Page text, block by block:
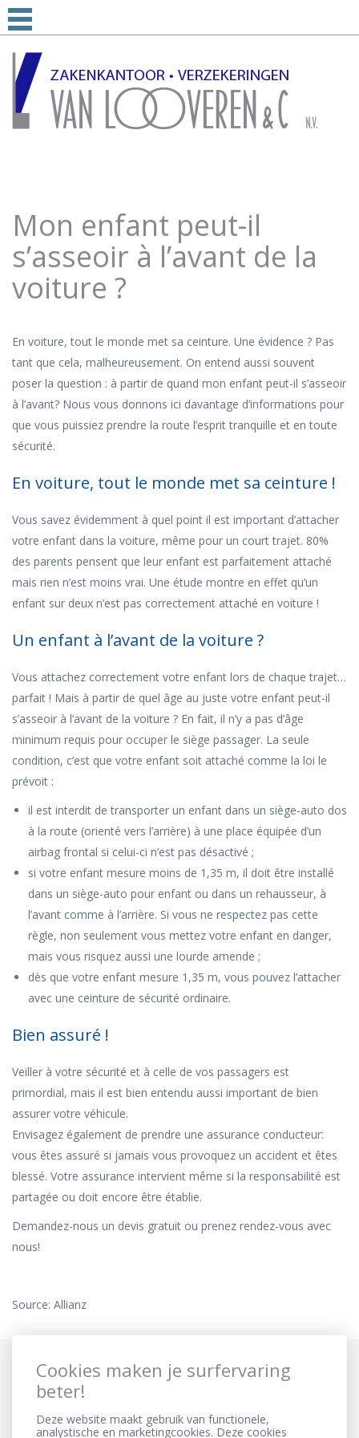
Mon enfant peut-il
s’asseoir à l’avant de la
voiture ?
En voiture, tout le monde met sa ceinture. Une évidence ? Pas
tant que cela, malheureusement. On entend aussi souvent
poser la question : à partir de quand mon enfant peut-il s’asseoir
à l’avant? Nous vous donnons ici davantage d’informations pour
que vous puissiez prendre la route l’esprit tranquille et en toute
sécurité.
En voiture, tout le monde met sa ceinture !
Vous savez évidemment à quel point il est important d’attacher
votre enfant dans la voiture, même pour un court trajet. 80%
des parents pensent que leur enfant est parfaitement attaché
mais rien n’est moins vrai. Une étude montre en effet qu’un
enfant sur deux n’est pas correctement attaché en voiture !
Un enfant à l’avant de la voiture ?
Vous attachez correctement votre enfant lors de chaque trajet…
parfait ! Mais à partir de quel âge au juste votre enfant peut-il
s’asseoir à l’avant de la voiture ? En fait, il n’y a pas d’âge
minimum requis pour occuper le siège passager. La seule
condition, c’est que votre enfant soit attaché comme la loi le
prévoit :
il est interdit de transporter un enfant dans un siège-auto dos
à la route (orienté vers l’arrière) à une place équipée d’un
airbag frontal si celui-ci n’est pas désactivé ;
si votre enfant mesure moins de 1,35 m, il doit être installé
dans un siège-auto pour enfant ou dans un rehausseur, à
l’avant comme à l’arrière. Si vous ne respectez pas cette
règle, non seulement vous mettez votre enfant en danger,
mais vous risquez aussi une lourde amende ;
dès que votre enfant mesure 1,35 m, vous pouvez l’attacher
avec une ceinture de sécurité ordinaire.
Bien assuré !
Veiller à votre sécurité et à celle de vos passagers est
primordial, mais il est bien entendu aussi important de bien
assurer votre véhicule.
Envisagez également de prendre une assurance conducteur:
vous êtes assuré si jamais vous provoquez un accident et êtes
blessé. Votre assurance intervient même si la responsabilité est
partagée ou doit encore être établie.
Demandez-nous un devis gratuit ou prenez rendez-vous avec
nous!
Source: Allianz
Cookies maken je surfervaring
beter!
Deze website maakt gebruik van functionele,
analystische en marketingcookies. Deze cookies